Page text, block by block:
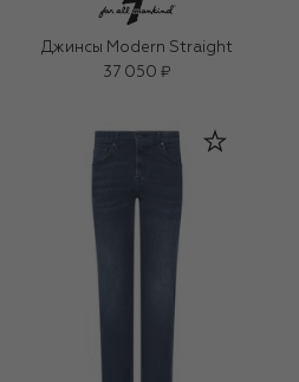
Джинсы Modern Straight
37 050 ₽